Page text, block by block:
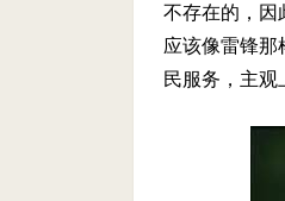
不存在的，因
应该像雷锋那
民服务，主观